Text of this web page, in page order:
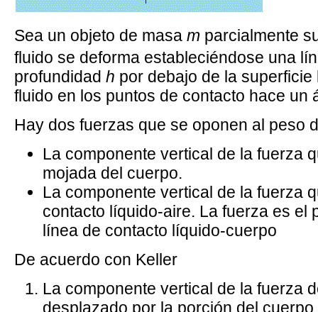
Sea un objeto de masa m parcialmente
fluido se deforma estableciéndose una
profundidad h por debajo de la
fluido en los puntos de contacto hace un
Hay dos fuerzas que se oponen al peso
La componente vertical de la fuerza
mojada del cuerpo.
La componente vertical de la fuerza
contacto líquido-aire. La fuerza es
línea de contacto líquido-cuerpo
De acuerdo con Keller
La componente vertical de la fuerza
desplazado por la porción del